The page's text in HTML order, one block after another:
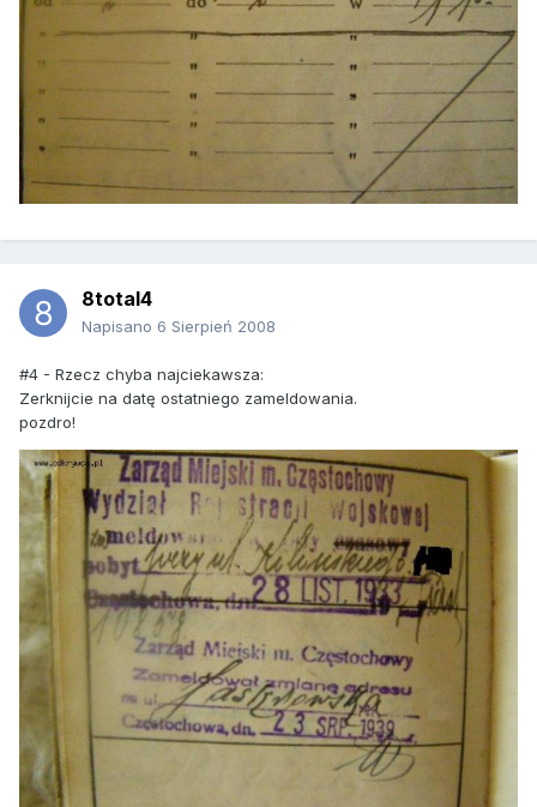
8total4
Napisano 6 Sierpień 2008
#4 - Rzecz chyba najciekawsza:
Zerknijcie na datę ostatniego zameldowania.
pozdro!